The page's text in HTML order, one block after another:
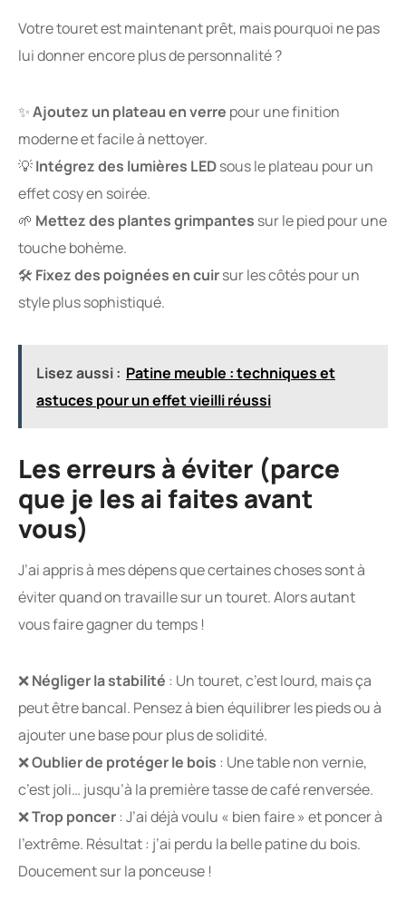
Votre touret est maintenant prêt, mais pourquoi ne pas
lui donner encore plus de personnalité ?
✨Ajoutez un plateau en verre pour une finition
moderne et facile à nettoyer.
💡Intégrez des lumières LEDsous le plateau pour un
effet cosy en soirée.
🌱 Mettez des plantes grimpantes sur le pied pour une
touche bohème.
🛠 Fixez des poignées en cuirsur les côtés pour un
style plus sophistiqué.
Lisez aussi : Patine meuble : techniques et
astuces pour un effet vieilli réussi
Les erreurs à éviter (parce
que je les ai faites avant
vous)
J’ai appris à mes dépens que certaines choses sont à
éviter quand on travaille sur un touret. Alors autant
vous faire gagner du temps !
❌Négliger la stabilité : Un touret, c’est lourd, mais ça
peut être bancal. Pensez à bien équilibrer les pieds ou à
ajouter une base pour plus de solidité.
❌Oublier de protéger le bois : Une table non vernie,
c’est joli… jusqu’à la première tasse de café renversée.
❌Trop poncer: J’ai déjà voulu « bien faire » et poncer à
l’extrême. Résultat : j’ai perdu la belle patine du bois.
Doucement sur la ponceuse !